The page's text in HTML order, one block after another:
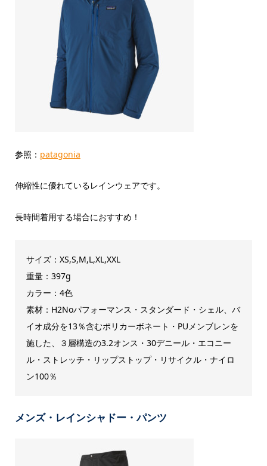
参照： patagonia
伸縮性に優れているレインウェアです。
長時間着用する場合におすすめ！
サイズ：XS,S,M,L,XL,XXL
重量：397g
カラー：4色
素材：H2Noパフォーマンス・スタンダード・シェル、バ
イオ成分を13％含むポリカーボネート・PUメンブレンを
施した、３層構造の3.2オンス・30デニール・エコニー
ル・ストレッチ・リップストップ・リサイクル・ナイロ
ン100％
メンズ・レインシャドー・パンツ